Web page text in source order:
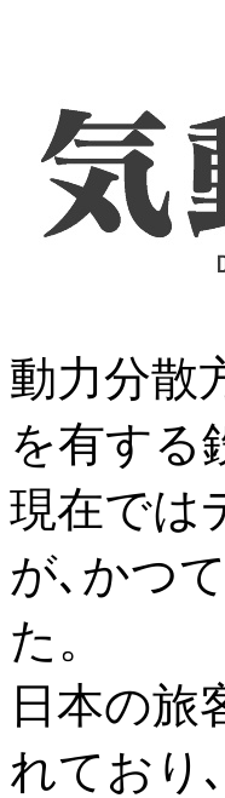
動力分散
を有する
現在では
が､かつ
た。
日本の旅
れており､